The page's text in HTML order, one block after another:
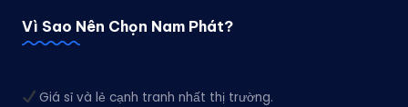
Vì Sao Nên Chọn Nam Phát?
Giá sỉ và lẻ cạnh tranh nhất thị trường.